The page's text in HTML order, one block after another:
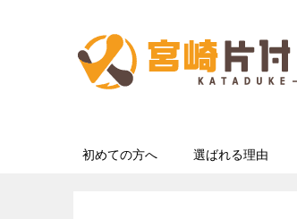
初めての方へ 選ばれる理由